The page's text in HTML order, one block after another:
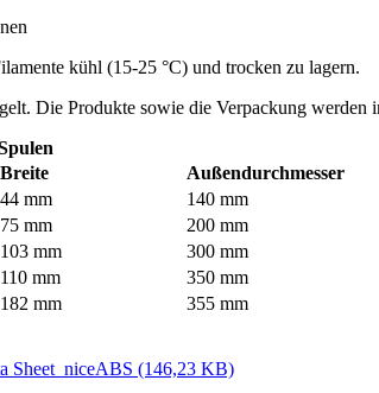
kühl (15-25 °C) und trocken zu lagern.
Die Produkte sowie die Verpackung werden
Breite Außendurchmesser
44 mm 140 mm
75 mm 200 mm
103 mm 300 mm
110 mm 350 mm
182 mm 355 mm
Sheet_niceABS (146,23 KB)